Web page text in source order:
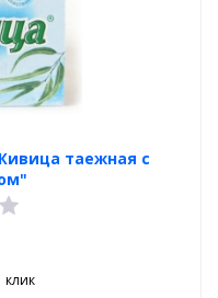
таежная с
клик